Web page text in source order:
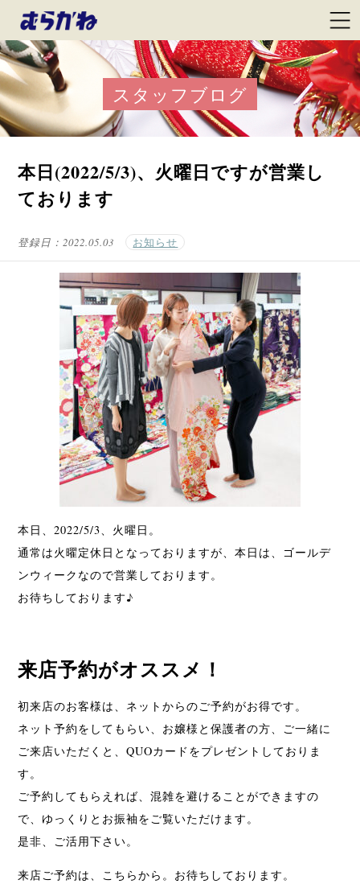
スタッフブログ
本日(2022/5/3)、火曜日ですが営業し
ております
登録日： 2022.05.03 お知らせ
本日、2022/5/3、火曜日。
通常は火曜定休日となっておりますが、本日は、ゴールデ
ンウィークなので営業しております。
お待ちしております♪
来店予約がオススメ！
初来店のお客様は、ネットからのご予約がお得です。
ネット予約をしてもらい、お嬢様と保護者の方、ご一緒に
ご来店いただくと、QUOカードをプレゼントしておりま
す。
ご予約してもらえれば、混雑を避けることができますの
で、ゆっくりとお振袖をご覧いただけます。
是非、ご活用下さい。
来店ご予約は、こちらから。お待ちしております。